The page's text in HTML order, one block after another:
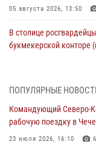
05 августа 2026, 13:50
В столице
букмекерской конторе
В Удмуртии при
оздоровительных услуг
05 августа 2026, 13:20
ПОПУЛЯРНЫЕ
Командующий Северо-
рабочую поездку в
23 июля 2026, 16:10 6